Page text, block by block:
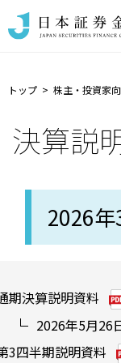
トップ 株主・投資家
決算説
2026年
期決算説明資料
2026年5月26
3四半期説明資料